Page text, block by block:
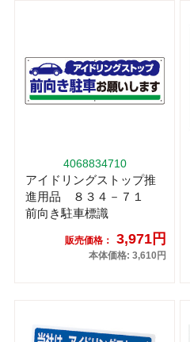
4068834710
アイドリングストップ推
進用品 ８３４－７１
前向き駐車標識
販売価格： 3,971円
本体価格: 3,610円